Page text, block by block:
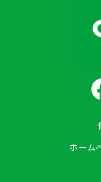
ホーム